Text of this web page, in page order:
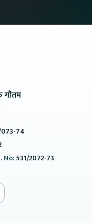
गौतम
74
No:531/2072-73